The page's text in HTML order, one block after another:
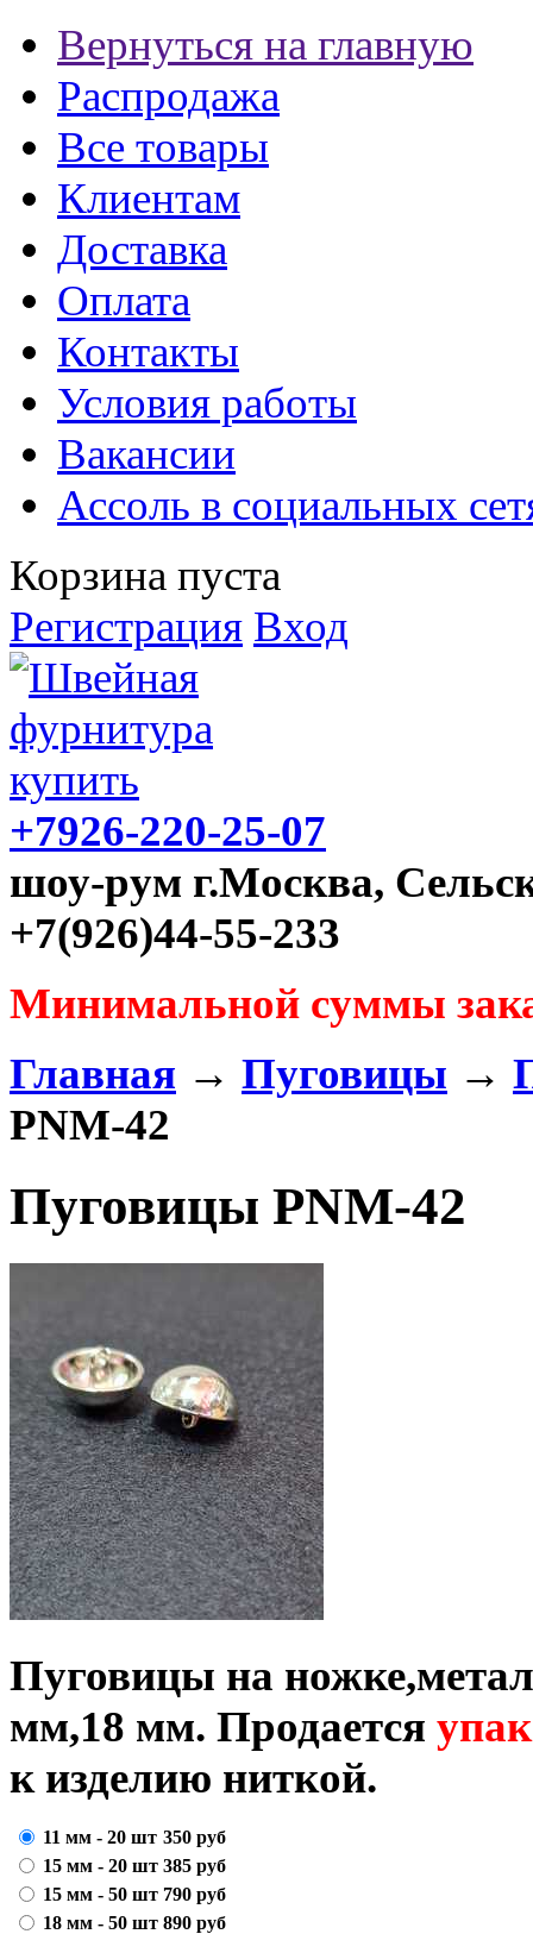
Вернуться на главную
Распродажа
Все товары
Клиентам
Доставка
Оплата
Контакты
Условия работы
Вакансии
Ассоль в социальных
Корзина пуста
Регистрация Вход
+7926-220-25-07
шоу-рум г.Москва,
+7(926)44-55-233
Минимальной суммы
Главная → Пуговицы →
PNM-42
Пуговицы PNM-42
Пуговицы на
мм,18 мм. Продается
к изделию ниткой.
11 мм - 20 шт 350 руб
15 мм - 20 шт 385 руб
15 мм - 50 шт 790 руб
18 мм - 50 шт 890 руб